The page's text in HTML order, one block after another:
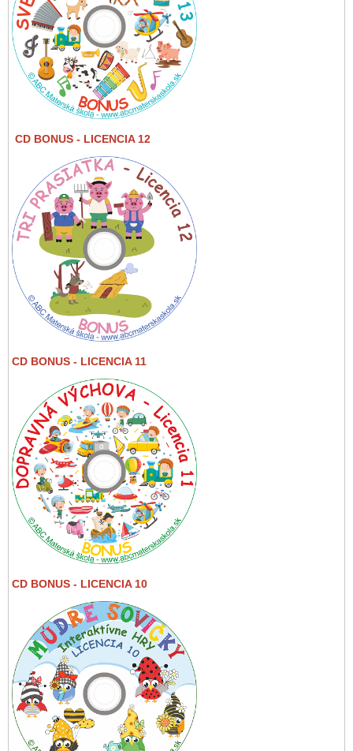
CD BONUS - LICENCIA 12
CD BONUS - LICENCIA 11
CD BONUS - LICENCIA 10